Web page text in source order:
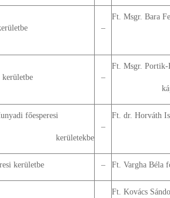
–
Ft. Msgr. Bara
kerületbe –
Ft. Msgr. Portik-
főesperesi
kerületekbe
–
Ft. dr. Horváth
kerületbe – Ft. Vargha Béla
Ft. Kovács